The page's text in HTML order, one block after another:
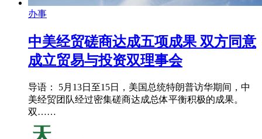
办事
中美经贸磋商达成五项成果 双方同意
成立贸易与投资双理事会
导语： 5月13日至15日，美国总统特朗普访华期间，中
美经贸团队经过密集磋商达成总体平衡积极的成果。
双……